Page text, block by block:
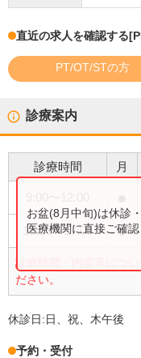
直近の求人を確認する
PT/OT/STの方
診療案内
診療時間 月
15:00〜17:00 ●
診療時間・内容等につ
ださい。
お盆(8月中旬)は休診
医療機関に直接ご確認
休診日:日、祝、木午後
予約・受付